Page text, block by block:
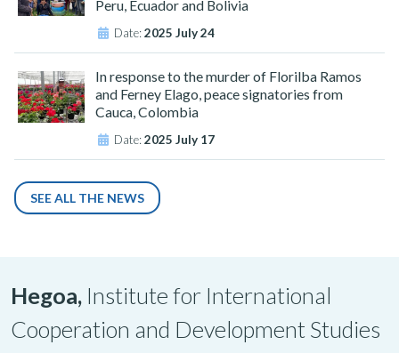
Peru, Ecuador and Bolivia
Date:2025 July 24
In response to the murder of Florilba Ramos
and Ferney Elago, peace signatories from
Cauca, Colombia
Date:2025 July 17
SEE ALL THE NEWS
Hegoa, Institute for International
Cooperation and Development Studies